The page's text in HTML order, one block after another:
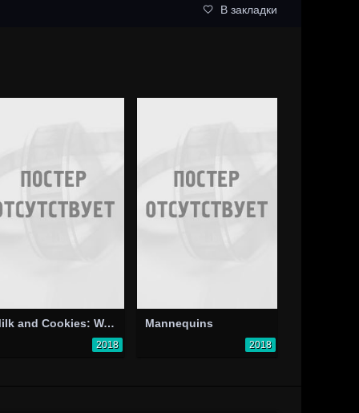
В закладки
Milk and Cookies: Walter's Revenge
2018
Mannequins
2018